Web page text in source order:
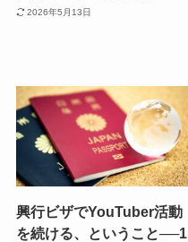
2026年5月13日
興行ビザでYouTuber活動
を続ける、ということ──1